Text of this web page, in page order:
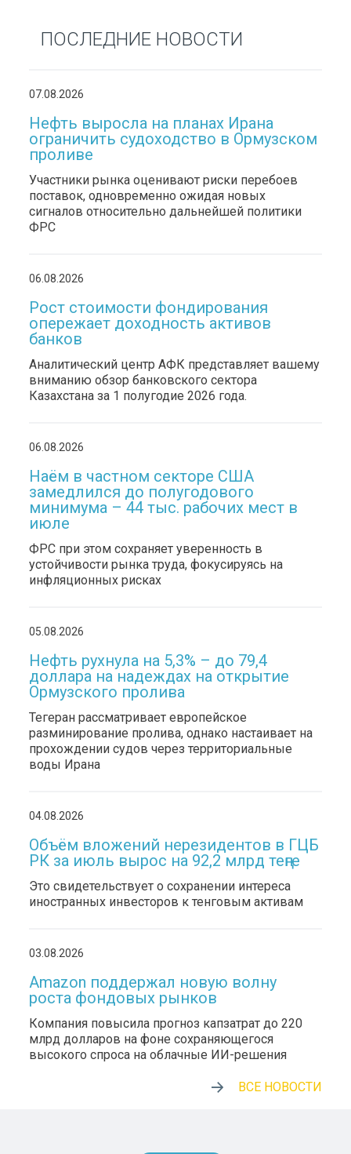
ПОСЛЕДНИЕ НОВОСТИ
07.08.2026
Нефть выросла на планах Ирана
ограничить судоходство в Ормузском
проливе
Участники рынка оценивают риски перебоев
поставок, одновременно ожидая новых
сигналов относительно дальнейшей политики
ФРС
06.08.2026
Рост стоимости фондирования
опережает доходность активов
банков
Аналитический центр АФК представляет вашему
вниманию обзор банковского сектора
Казахстана за 1 полугодие 2026 года.
06.08.2026
Наём в частном секторе США
замедлился до полугодового
минимума – 44 тыс. рабочих мест в
июле
ФРС при этом сохраняет уверенность в
устойчивости рынка труда, фокусируясь на
инфляционных рисках
05.08.2026
Нефть рухнула на 5,3% – до 79,4
доллара на надеждах на открытие
Ормузского пролива
Тегеран рассматривает европейское
разминирование пролива, однако настаивает на
прохождении судов через территориальные
воды Ирана
04.08.2026
Объём вложений нерезидентов в ГЦБ
РК за июль вырос на 92,2 млрд теңге
Это свидетельствует о сохранении интереса
иностранных инвесторов к тенговым активам
03.08.2026
Amazon поддержал новую волну
роста фондовых рынков
Компания повысила прогноз капзатрат до 220
млрд долларов на фоне сохраняющегося
высокого спроса на облачные ИИ-решения
ВСЕ НОВОСТИ